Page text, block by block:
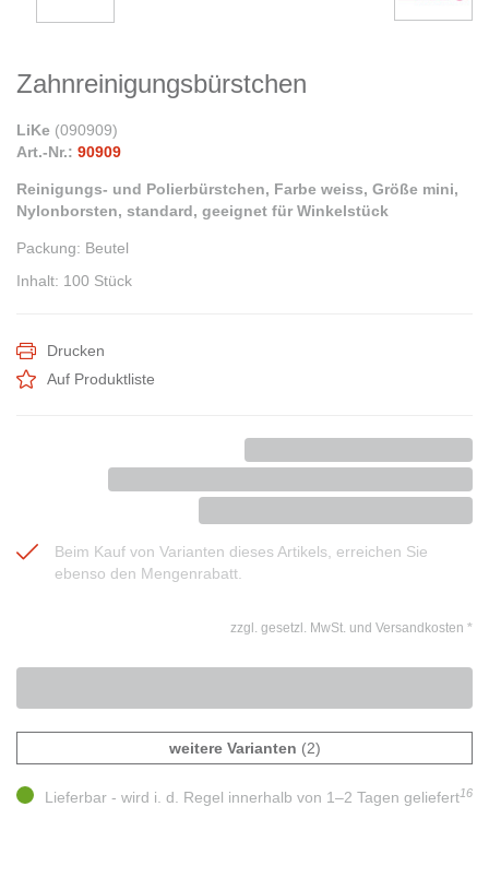
Zahnreinigungsbürstchen
Beim Kauf von Varianten dieses Artikels, erreichen Sie
ebenso den Mengenrabatt.
LiKe (090909)
Art.-Nr.: 90909
Reinigungs- und Polierbürstchen, Farbe weiss, Größe mini,
Nylonborsten, standard, geeignet für Winkelstück
Packung: Beutel
Inhalt: 100 Stück
Drucken
Auf Produktliste
zzgl. gesetzl. MwSt. und Versandkosten *
weitere Varianten (2)
Lieferbar - wird i. d. Regel innerhalb von 1–2 Tagen geliefert16